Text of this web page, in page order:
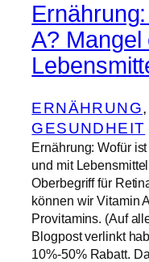
A? Mangel
ERNÄHRUNG,
GESUNDHEIT
Ernährung: Wofür
und mit
Oberbegriff für
können wir Vitamin
Provitamins. (Auf
Blogpost verlinkt
10%-50% Rabatt.